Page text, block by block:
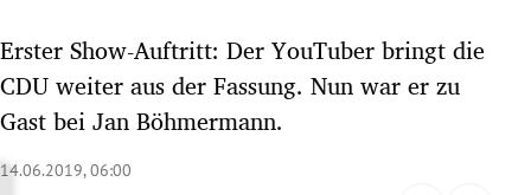
Untermenü
Untermenü
Erster Show-Auftritt: Der YouTuber bringt die
CDU weiter aus der Fassung. Nun war er zu
Gast bei Jan Böhmermann.
14.06.2019, 06:00